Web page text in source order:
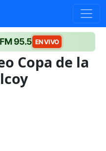
FM 95.5 EN VIVO
Copa de la